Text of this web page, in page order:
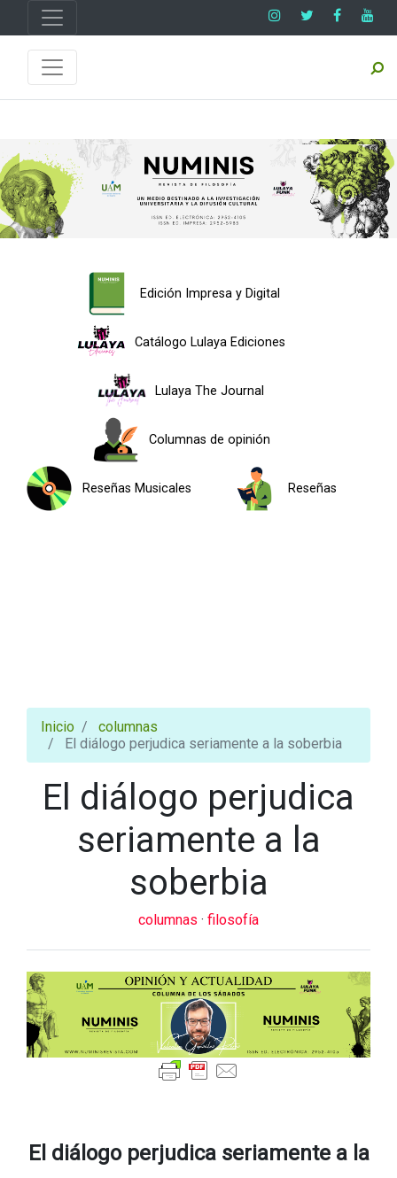
Edición Impresa y Digital
Catálogo Lulaya Ediciones
Lulaya The Journal
Columnas de opinión
Reseñas Musicales Reseñas
Inicio
columnas
El diálogo perjudica seriamente a la soberbia
El diálogo perjudica
seriamente a la
soberbia
columnas · filosofía
El diálogo perjudica seriamente a la